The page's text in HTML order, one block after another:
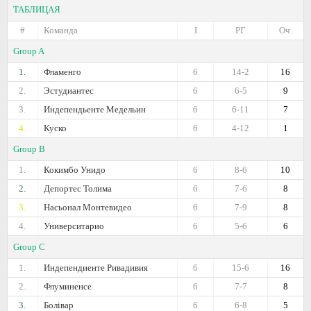
ТАБЛИЦАЯ
#
Команда Оч.
РГ
I
Group A
1.
Фламенго 16
14-2
6
2.
Эстудиантес 9
6-5
6
3.
Индепендьенте Медельин 7
6-11
6
4.
Куско 1
4-12
6
Group B
1.
Кокимбо Унидо 10
8-6
6
2.
Депортес Толима 8
7-6
6
3.
Насьонал Монтевидео 8
7-9
6
4.
Университарио 6
5-6
6
Group C
1.
Индепендиенте Ривадивия 16
15-6
6
2.
Флуминенсе 8
7-7
6
3.
Болівар 5
6-8
6